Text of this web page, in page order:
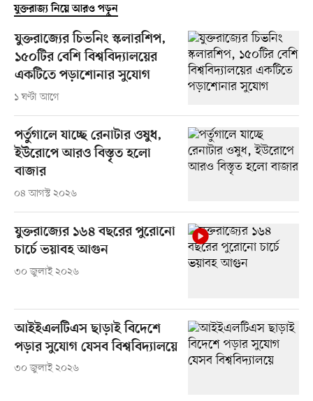
যুক্তরাজ্য নিয়ে আরও পড়ুন
যুক্তরাজ্যের চিভনিং স্কলারশিপ,
১৫০টির বেশি বিশ্ববিদ্যালয়ের
একটিতে পড়াশোনার সুযোগ
১ ঘণ্টা আগে
পর্তুগালে যাচ্ছে রেনাটার ওষুধ,
ইউরোপে আরও বিস্তৃত হলো
বাজার
০৪ আগস্ট ২০২৬
যুক্তরাজ্যের ১৬৪ বছরের পুরোনো
চার্চে ভয়াবহ আগুন
৩০ জুলাই ২০২৬
আইইএলটিএস ছাড়াই বিদেশে
পড়ার সুযোগ যেসব বিশ্ববিদ্যালয়ে
৩০ জুলাই ২০২৬